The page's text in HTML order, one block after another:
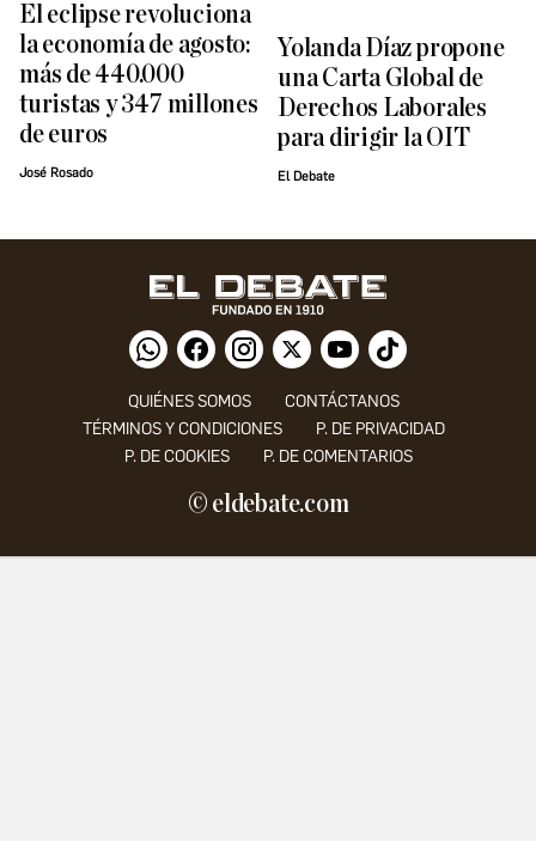
El eclipse revoluciona
la economía de agosto:
más de 440.000
turistas y 347 millones
de euros
José Rosado
Yolanda Díaz propone
una Carta Global de
Derechos Laborales
para dirigir la OIT
El Debate
QUIÉNES SOMOS
CONTÁCTANOS
TÉRMINOS Y CONDICIONES
P. DE PRIVACIDAD
P. DE COOKIES
P. DE COMENTARIOS
© eldebate.com